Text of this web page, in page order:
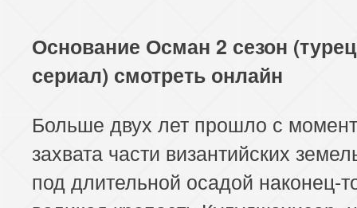
Основание Осман 2 сезон
сериал) смотреть онлайн
Больше двух лет прошло с
захвата части византийских
под длительной осадой наконец-